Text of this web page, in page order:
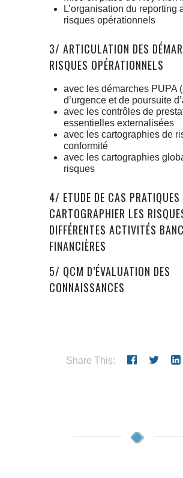
L’organisation du reporting
risques opérationnels
3/ ARTICULATION DES
RISQUES OPÉRATIONNELS
avec les démarches PUPA
d’urgence et de poursuite
avec les contrôles de
essentielles externalisées
avec les cartographies de
conformité
avec les cartographies
risques
4/ ETUDE DE CAS PRATIQUES
CARTOGRAPHIER LES
DIFFÉRENTES ACTIVITÉS
FINANCIÈRES
5/ QCM D’ÉVALUATION DES
CONNAISSANCES
Share This: